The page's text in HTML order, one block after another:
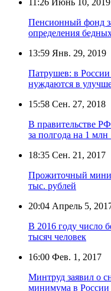
Пенсионный фонд
определения
13:59 Янв. 29, 2019
Патрушев: в России
нуждаются в
15:58 Сен. 27, 2018
В правительстве
за полгода на 1 млн
18:35 Сен. 21, 2017
Прожиточный
тыс. рублей
20:04 Апрель 5,
В 2016 году число
тысяч человек
16:00 Фев. 1, 2017
Минтруд заявил о
минимума в России